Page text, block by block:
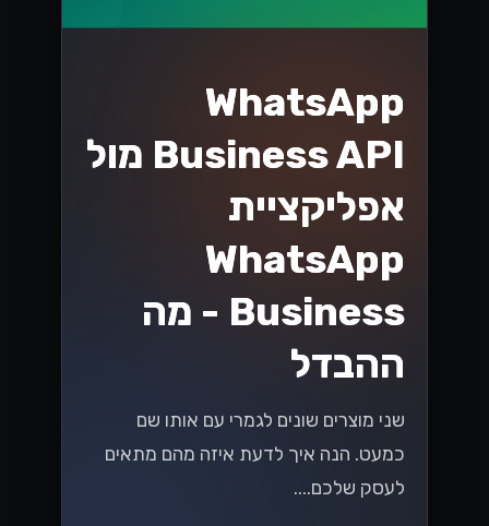
Lynxbe Team
18 ביולי 2026 • 5 דק׳ קריאה
וואטסאפ
איך לשדרג את